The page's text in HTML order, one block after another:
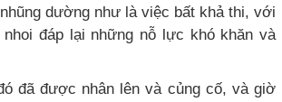
dường như là việc bất khả thi, với
nhoi đáp lại những nỗ lực khó khăn và
đã được nhân lên và củng cố, và giờ